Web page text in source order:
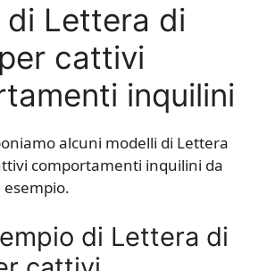
di Lettera di
cattivi
inquilini
alcuni modelli di Lettera
comportamenti inquilini da
di Lettera di